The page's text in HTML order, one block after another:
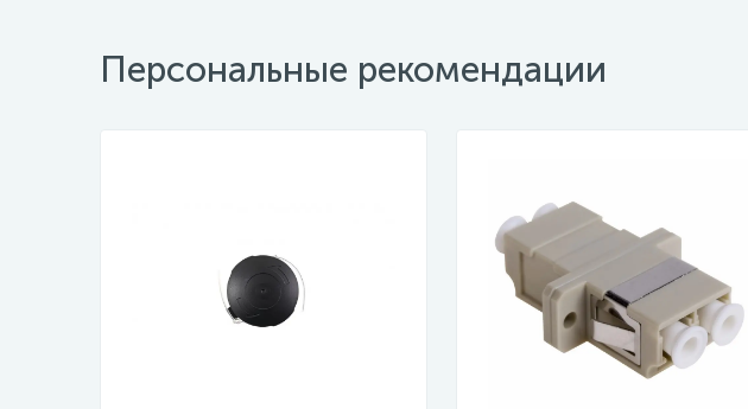
Персональные рекомендации